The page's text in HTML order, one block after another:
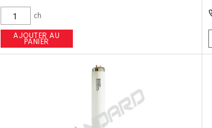
ch
AJOUTER AU
PANIER